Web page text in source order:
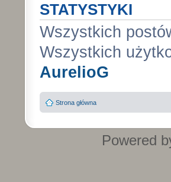
STATYSTYKI
Wszystkich
Wszystkich
AurelioG
Strona główna
Powered